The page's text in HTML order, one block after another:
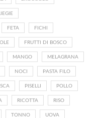
FETA FICHI
FRUTTI DI BOSCO
MANGO MELAGRANA
NOCI PASTA FILO
PISELLI POLLO
RICOTTA RISO
TONNO UOVA